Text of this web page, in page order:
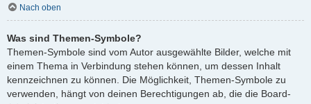
Nach oben
Was sind Themen-Symbole?
Themen-Symbole sind vom Autor ausgewählte Bilder, welche mit
einem Thema in Verbindung stehen können, um dessen Inhalt
kennzeichnen zu können. Die Möglichkeit, Themen-Symbole zu
verwenden, hängt von deinen Berechtigungen ab, die die Board-